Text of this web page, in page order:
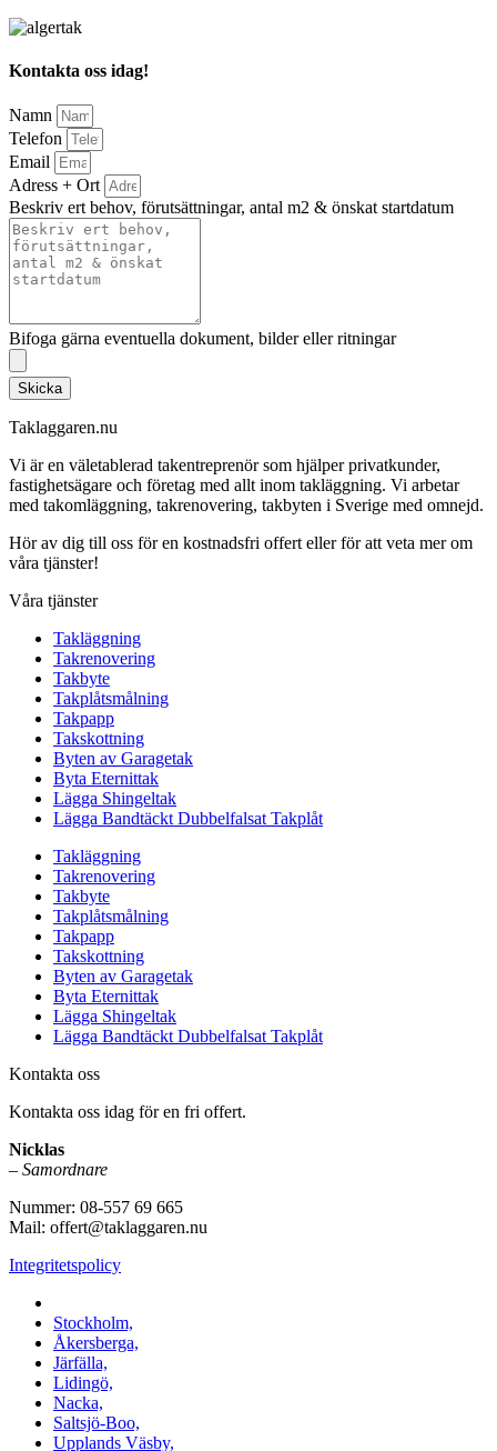
Kontakta oss idag!
Namn
Telefon
Email
Adress + Ort
Beskriv ert behov, förutsättningar, antal m2 & önskat startdatum
Bifoga gärna eventuella dokument, bilder eller ritningar
Skicka
Taklaggaren.nu
Vi är en väletablerad takentreprenör som hjälper privatkunder,
fastighetsägare och företag med allt inom takläggning. Vi arbetar
med takomläggning, takrenovering, takbyten i Sverige med omnejd.
Hör av dig till oss för en kostnadsfri offert eller för att veta mer om
våra tjänster!
Våra tjänster
Takläggning
Takrenovering
Takbyte
Takplåtsmålning
Takpapp
Takskottning
Byten av Garagetak
Byta Eternittak
Lägga Shingeltak
Lägga Bandtäckt Dubbelfalsat Takplåt
Takläggning
Takrenovering
Takbyte
Takplåtsmålning
Takpapp
Takskottning
Byten av Garagetak
Byta Eternittak
Lägga Shingeltak
Lägga Bandtäckt Dubbelfalsat Takplåt
Kontakta oss
Kontakta oss idag för en fri offert.
Nicklas
– Samordnare
Nummer: 08-557 69 665
Mail: offert@taklaggaren.nu
Integritetspolicy
Stockholm,
Åkersberga,
Järfälla,
Lidingö,
Nacka,
Saltsjö-Boo,
Upplands Väsby,